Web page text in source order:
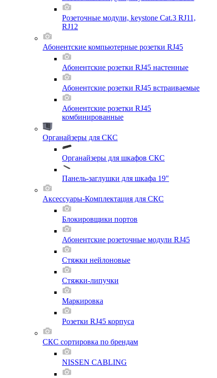
Розеточные модули, keystone Cat.3 RJ11,
RJ12
Абонентские компьютерные розетки RJ45
Абонентские розетки RJ45 настенные
Абонентские розетки RJ45 встраиваемые
Абонентские розетки RJ45
комбинированные
Органайзеры для СКС
Органайзеры для шкафов СКС
Панель-заглушки для шкафа 19"
Аксессуары-Комплектация для СКС
Блокировщики портов
Абонентские розеточные модули RJ45
Стяжки нейлоновые
Стяжки-липучки
Маркировка
Розетки RJ45 корпуса
СКС сортировка по брендам
NISSEN CABLING